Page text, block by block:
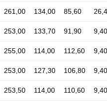
261,00 134,00 85,60
253,00 133,70 91,90 9,40
255,00 114,00 112,60 9,40
253,00 127,30 106,80 9,40
253,50 114,00 110,60 9,40